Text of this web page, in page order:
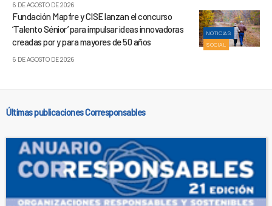
6 DE AGOSTO DE 2026
NOTICIAS
SOCIAL
Fundación Mapfre y CISE lanzan el concurso
‘Talento Sénior’ para impulsar ideas innovadoras
creadas por y para mayores de 50 años
6 DE AGOSTO DE 2026
Últimas publicaciones Corresponsables